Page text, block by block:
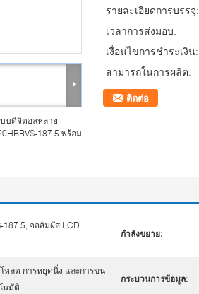
บดิจิตอลหลาย
187.5 พร้อม
รายละเอียดการบรรจุ:
เวลาการส่งมอบ:
เงื่อนไขการชำระเงิน:
สามารถในการผลิต:
ติดต่อ
187.5, จอสัมผัส LCD
กำลังขยาย:
หลด การหยุดนิ่ง และการขน
นมัติ
กระบวนการข้อมูล: